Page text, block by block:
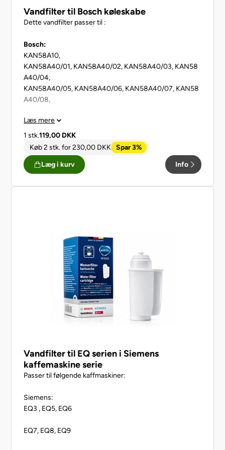
Vandfilter til Bosch køleskabe
Dette vandfilter passer til :
Bosch:
KAN58A10,
KAN58A40/01, KAN58A40/02, KAN58A40/03, KAN58
A40/04,
KAN58A40/05, KAN58A40/06, KAN58A40/07, KAN58
A40/08,
KAN58A40AU/01, KAN58A40AU/02, KAN58A40AU/03
,
KAN58A40AU/04, KAN58A40AU/05,
KAN58A40GB/01, KAN58A40GB/02, KAN58A40GB/0
​​​​​
KAN58A40GB/10,
KAN58A40J/01, KAN58A40J/02, KAN58A40J/03,
KAN58P90/01, KAN58P90/02, KAN58P90/03,
KAN58P90/04,
KAN58P90/05, KAN58P90/06, KAN58P90/07,
Læs mere
1 stk.119,00 DKK
Køb 2 stk.for230,00 DKK Spar 3%
Læg i kurv
Info
Vandfilter til EQ serien i Siemens
kaffemaskine serie
Passer til følgende kaffmaskiner:
Siemens:
EQ3 , EQ5, EQ6
EQ7, EQ8, EQ9